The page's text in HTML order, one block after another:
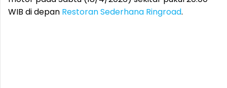
WIB di depan Restoran Sederhana Ringroad.